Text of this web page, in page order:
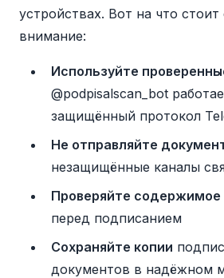
устройствах. Вот на что стоит
внимание:
Используйте
@podpisalscan_bot
защищённый протокол
Не отправляйте
незащищённые каналы
Проверяйте содержимое
перед подписанием
Сохраняйте копии
документов в надёжном